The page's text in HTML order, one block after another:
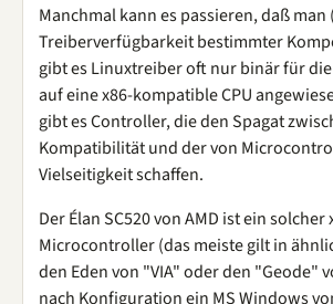
Manchmal kann es passieren, daß man
Treiberverfügbarkeit bestimmter
gibt es Linuxtreiber oft nur binär für
auf eine x86-kompatible CPU
gibt es Controller, die den Spagat
Kompatibilität und der von
Vielseitigkeit schaffen.
Der Élan SC520 von AMD ist ein
Microcontroller (das meiste gilt in
den Eden von "VIA" oder den "Geode"
nach Konfiguration ein MS Windows